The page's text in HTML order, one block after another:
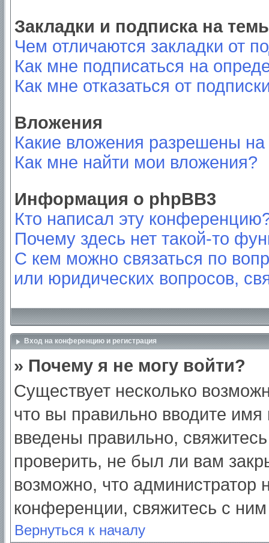
Закладки и подписка на
Чем отличаются закладки от
Как мне подписаться на
Как мне отказаться от
Вложения
Какие вложения разрешены
Как мне найти мои вложения?
Информация о phpBB3
Кто написал эту
Почему здесь нет такой-то
С кем можно связаться по
или юридических вопросов,
Вход на конференцию и регистрация
» Почему я не могу войти?
Существует несколько
что вы правильно вводите
введены правильно,
проверить, не был ли вам
возможно, что администратор
конференции, свяжитесь с
Вернуться к началу